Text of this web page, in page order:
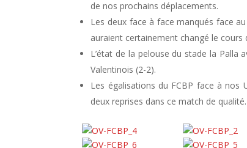
de nos prochains déplacements.
Les deux face à face manqués face
auraient certainement changé le cours
L’état de la pelouse du stade la Palla
Valentinois (2-2).
Les égalisations du FCBP face à nos
deux reprises dans ce match de qualité.